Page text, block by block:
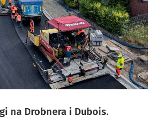
na Drobnera i Dubois.